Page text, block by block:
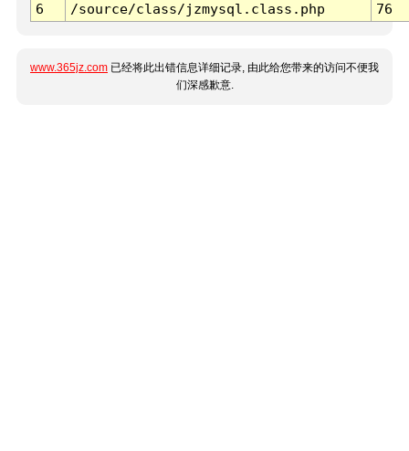
6
/source/class/jzmysql.class.php 76
www.365jz.com 已经将此出错信息详细记录, 由此给您带来的访问不便我
们深感歉意.